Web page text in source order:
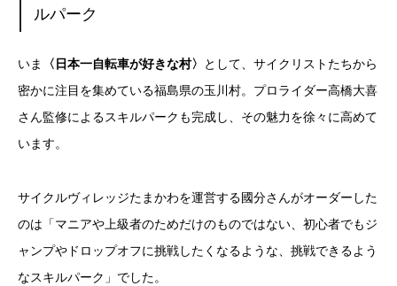
ルパーク
いま 〈日本一自転車が好きな村〉
として、サイクリストたちから
密かに注目を集めている福島県の玉川村。プロライダー高橋大喜
さん監修によるスキルパークも完成し、その魅力を徐々に高めて
います。
サイクルヴィレッジたまかわを運営する國分さんがオーダーした
のは「マニアや上級者のためだけのものではない、初心者でもジ
ャンプやドロップオフに挑戦したくなるような、挑戦できるよう
なスキルパーク」でした。